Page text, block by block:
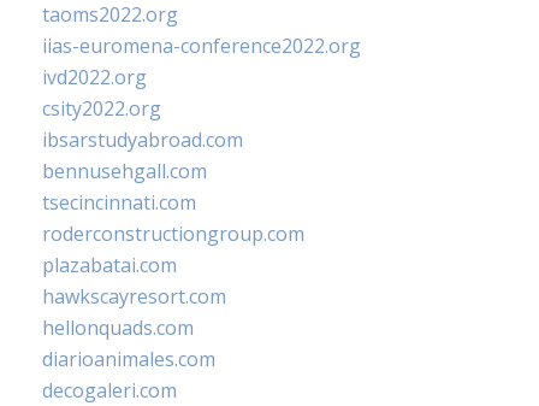
taoms2022.org
iias-euromena-conference2022.org
ivd2022.org
csity2022.org
ibsarstudyabroad.com
bennusehgall.com
tsecincinnati.com
roderconstructiongroup.com
plazabatai.com
hawkscayresort.com
hellonquads.com
diarioanimales.com
decogaleri.com